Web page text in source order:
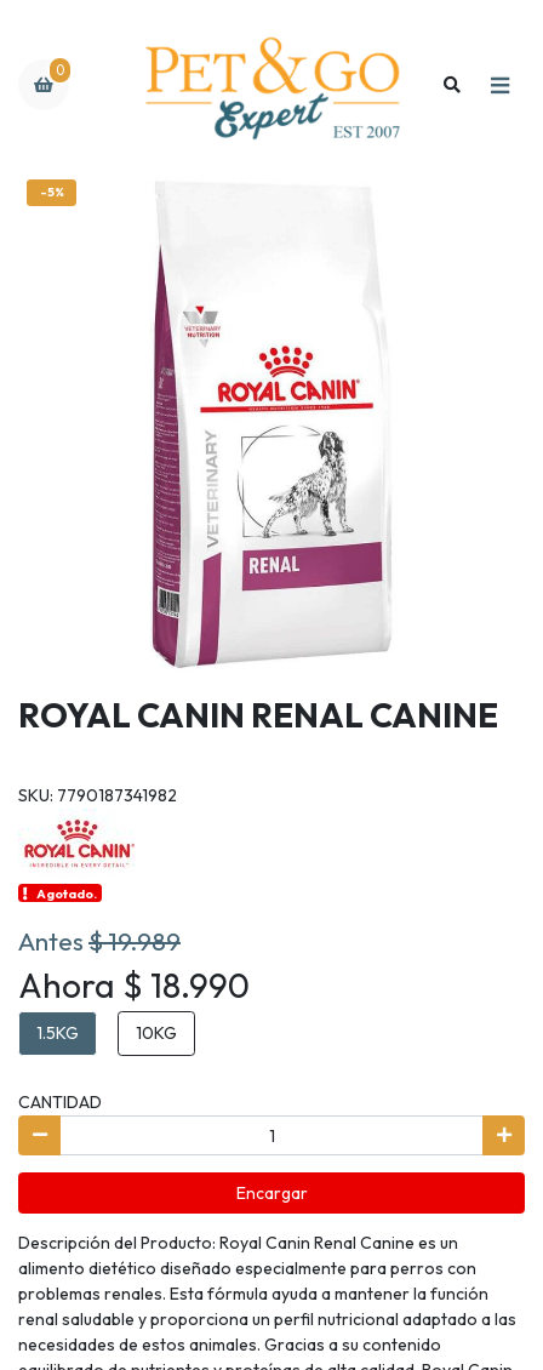
0
-5%
ROYAL CANIN RENAL CANINE
SKU: 7790187341982
Agotado.
Antes$ 19.989
Ahora $ 18.990
1.5KG 10KG
CANTIDAD
Encargar
Descripción del Producto: Royal Canin Renal Canine es un
alimento dietético diseñado especialmente para perros con
problemas renales. Esta fórmula ayuda a mantener la función
renal saludable y proporciona un perfil nutricional adaptado a las
necesidades de estos animales. Gracias a su contenido